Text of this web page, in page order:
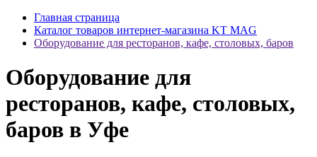
Главная страница
Каталог товаров интернет-магазина KT MAG
Оборудование для ресторанов, кафе, столовых, баров
Оборудование для
ресторанов, кафе, столовых,
баров в Уфе